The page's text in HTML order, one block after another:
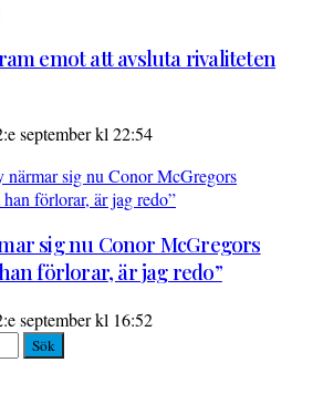
emot att avsluta rivaliteten
september kl 22:54
sig nu Conor McGregors
förlorar, är jag redo”
september kl 16:52